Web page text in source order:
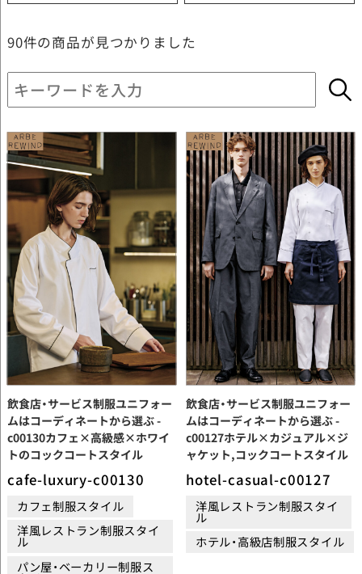
90件の商品が見つかりました
飲食店・サービス制服ユニフォー
ムはコーディネートから選ぶ -
c00130カフェ×高級感×ホワイ
トのコックコートスタイル
cafe-luxury-c00130
カフェ制服スタイル
洋風レストラン制服スタイ
ル
パン屋・ベーカリー制服ス
飲食店・サービス制服ユニフォー
ムはコーディネートから選ぶ -
c00127ホテル×カジュアル×ジ
ャケット,コックコートスタイル
hotel-casual-c00127
洋風レストラン制服スタイ
ル
ホテル・高級店制服スタイル